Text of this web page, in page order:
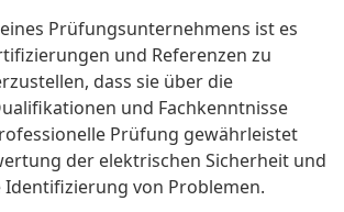
Prüfungsunternehmens ist es
und Referenzen zu
dass sie über die
und Fachkenntnisse
Prüfung gewährleistet
der elektrischen Sicherheit und
von Problemen.